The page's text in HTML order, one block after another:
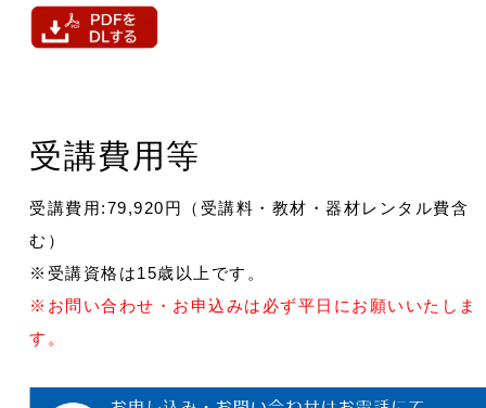
受講費用等
受講費用:79,920円（受講料・教材・器材レンタル費含
む）
※受講資格は15歳以上です。
※お問い合わせ・お申込みは必ず平日にお願いいたしま
す。